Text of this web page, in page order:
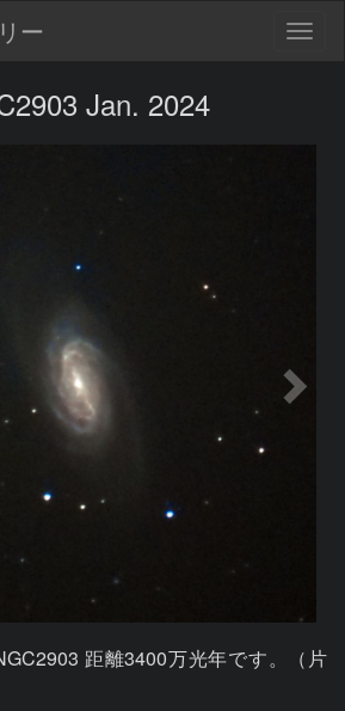
ー
Jan. 2024
距離3400万光年です。（片